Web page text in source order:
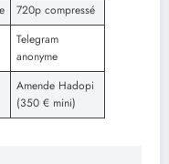
720p compressé
Telegram
anonyme
Amende Hadopi
(350 € mini)